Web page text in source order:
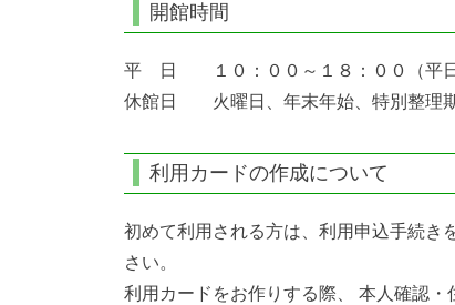
開館時間
平 日 １０：００～１８：００（平日
休館日 火曜日、年末年始、特別整理期
利用カードの作成について
初めて利用される方は、利用申込手続き
さい。
利用カードをお作りする際、 本人確認・